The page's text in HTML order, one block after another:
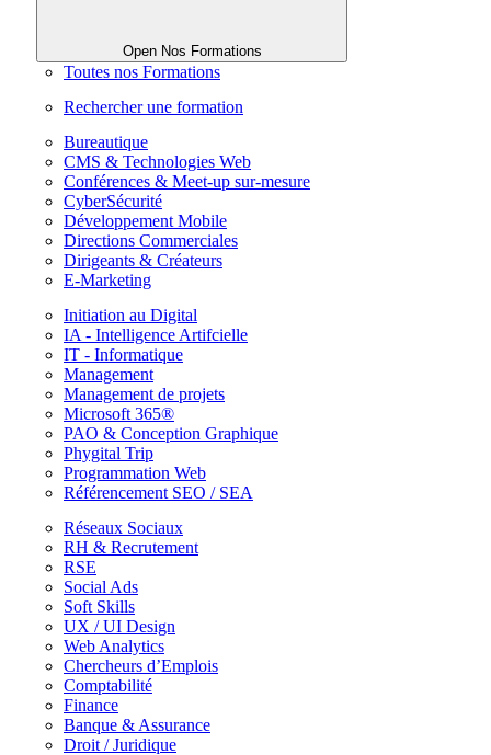
Open Nos Formations
Toutes nos Formations
Rechercher une formation
Bureautique
CMS & Technologies Web
Conférences & Meet-up sur-mesure
CyberSécurité
Développement Mobile
Directions Commerciales
Dirigeants & Créateurs
E-Marketing
Initiation au Digital
IA - Intelligence Artifcielle
IT - Informatique
Management
Management de projets
Microsoft 365®
PAO & Conception Graphique
Phygital Trip
Programmation Web
Référencement SEO / SEA
Réseaux Sociaux
RH & Recrutement
RSE
Social Ads
Soft Skills
UX / UI Design
Web Analytics
Chercheurs d’Emplois
Comptabilité
Finance
Banque & Assurance
Droit / Juridique